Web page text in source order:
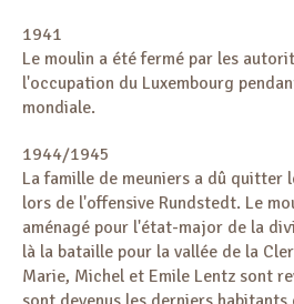
1941
Le moulin a été fermé par les
l'occupation du Luxembourg
mondiale.
1944/1945
La famille de meuniers a dû quitter
lors de l'offensive Rundstedt. Le
aménagé pour l'état-major de la
là la bataille pour la vallée de la
Marie, Michel et Emile Lentz sont